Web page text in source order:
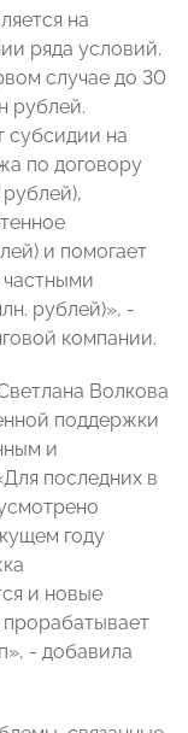
на
ряда условий.
случае до 30
рублей.
субсидии на
по договору
и помогает
частными
рублей)», -
компании.
Волкова
поддержки
и
последних в
году
и новые
- добавила